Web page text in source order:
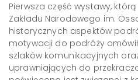
Pierwsza część wystawy,
Zakładu Narodowego im.
historycznych aspektów
motywacji do podróży
szlaków komunikacyjnych
uprawniających do